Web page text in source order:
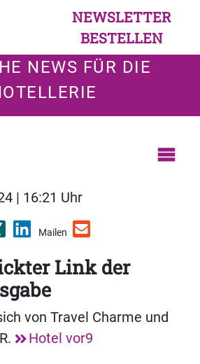
NEWSLETTER
BESTELLEN
NEWS FÜR DIE
| 16:21 Uhr
Mailen
Link der
von Travel Charme und
Hotel vor9